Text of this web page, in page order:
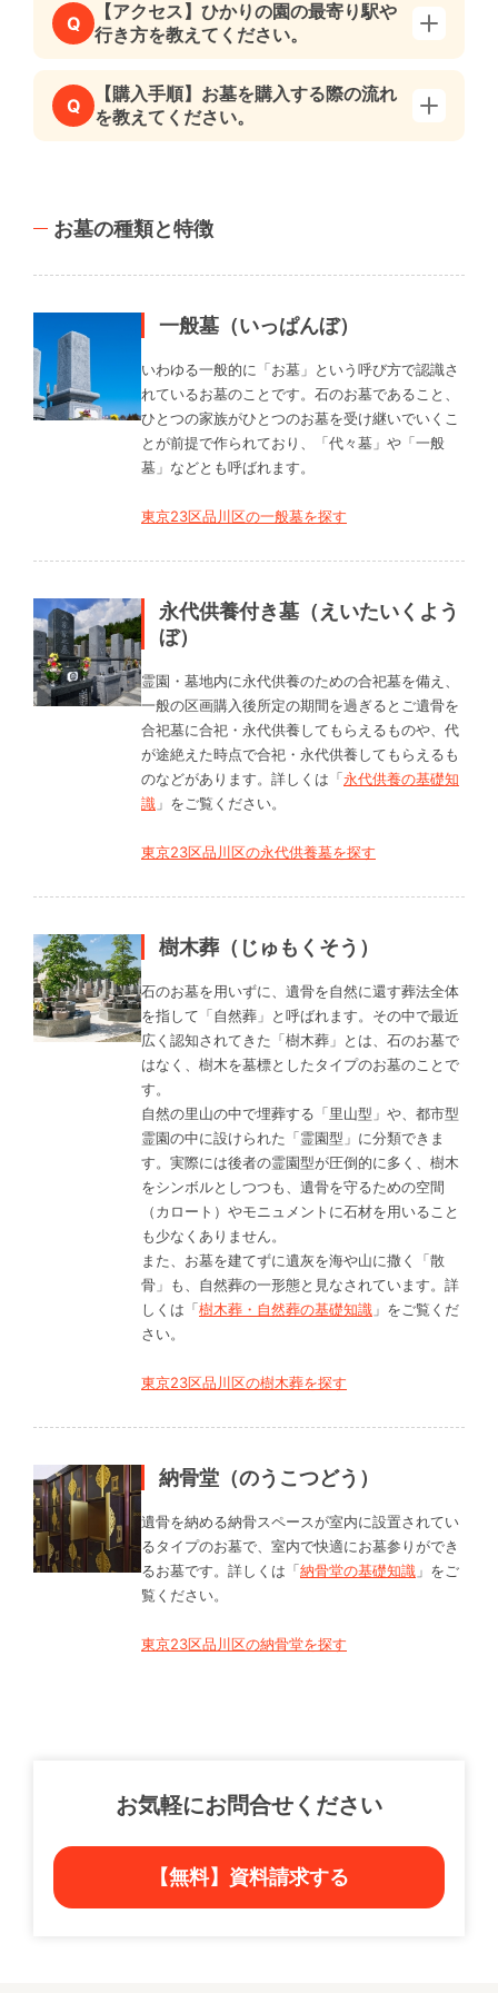
Q
【アクセス】ひかりの園の最寄り駅や
行き方を教えてください。
Q
【購入手順】お墓を購入する際の流れ
を教えてください。
お墓の種類と特徴
一般墓（いっぱんぼ）
いわゆる一般的に「お墓」という呼び方で認識さ
れているお墓のことです。石のお墓であること、
ひとつの家族がひとつのお墓を受け継いでいくこ
とが前提で作られており、「代々墓」や「一般
墓」などとも呼ばれます。
東京23区品川区の一般墓を探す
永代供養付き墓（えいたいくよう
ぼ）
霊園・墓地内に永代供養のための合祀墓を備え、
一般の区画購入後所定の期間を過ぎるとご遺骨を
合祀墓に合祀・永代供養してもらえるものや、代
が途絶えた時点で合祀・永代供養してもらえるも
のなどがあります。詳しくは「永代供養の基礎知
識 」をご覧ください。
東京23区品川区の永代供養墓を探す
樹木葬（じゅもくそう）
石のお墓を用いずに、遺骨を自然に還す葬法全体
を指して「自然葬」と呼ばれます。その中で最近
広く認知されてきた「樹木葬」とは、石のお墓で
はなく、樹木を墓標としたタイプのお墓のことで
す。
自然の里山の中で埋葬する「里山型」や、都市型
霊園の中に設けられた「霊園型」に分類できま
す。実際には後者の霊園型が圧倒的に多く、樹木
をシンボルとしつつも、遺骨を守るための空間
（カロート）やモニュメントに石材を用いること
も少なくありません。
また、お墓を建てずに遺灰を海や山に撒く「散
骨」も、自然葬の一形態と見なされています。詳
しくは「樹木葬・自然葬の基礎知識 」をご覧くだ
さい。
東京23区品川区の樹木葬を探す
納骨堂（のうこつどう）
遺骨を納める納骨スペースが室内に設置されてい
るタイプのお墓で、室内で快適にお墓参りができ
るお墓です。詳しくは「納骨堂の基礎知識 」をご
覧ください。
東京23区品川区の納骨堂を探す
お気軽にお問合せください
【無料】資料請求する